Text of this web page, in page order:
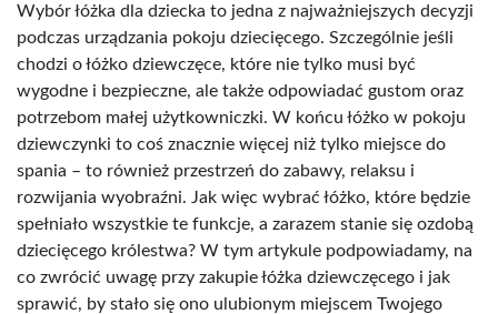
Wybór łóżka dla dziecka to jedna z najważniejszych decyzji
podczas urządzania pokoju dziecięcego. Szczególnie jeśli
chodzi o łóżko dziewczęce, które nie tylko musi być
wygodne i bezpieczne, ale także odpowiadać gustom oraz
potrzebom małej użytkowniczki. W końcu łóżko w pokoju
dziewczynki to coś znacznie więcej niż tylko miejsce do
spania – to również przestrzeń do zabawy, relaksu i
rozwijania wyobraźni. Jak więc wybrać łóżko, które będzie
spełniało wszystkie te funkcje, a zarazem stanie się ozdobą
dziecięcego królestwa? W tym artykule podpowiadamy, na
co zwrócić uwagę przy zakupie łóżka dziewczęcego i jak
sprawić, by stało się ono ulubionym miejscem Twojego